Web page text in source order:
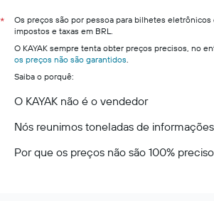
*
Os preços são por pessoa para bilhetes
impostos e taxas em BRL.
O KAYAK sempre tenta obter preços precisos, no
os preços não são garantidos.
Saiba o porquê:
O KAYAK não é o vendedor
Nós reunimos toneladas de
Por que os preços não são 100%